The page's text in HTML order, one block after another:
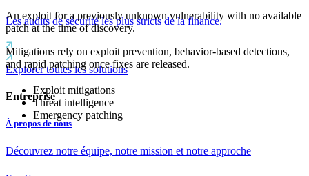
Les audits de sécurité les plus stricts de la finance.
Explorer toutes les solutions
Entreprise
À propos de nous
Découvrez notre équipe, notre mission et notre approche
An exploit for a previously unknown vulnerability with no available
patch at the time of discovery.
Mitigations rely on exploit prevention, behavior-based detections,
and rapid patching once fixes are released.
Exploit mitigations
Threat intelligence
Emergency patching